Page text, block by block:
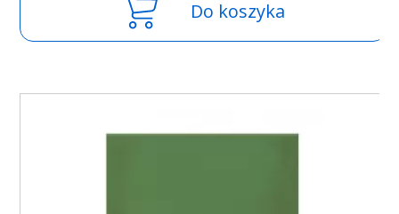
Do koszyka